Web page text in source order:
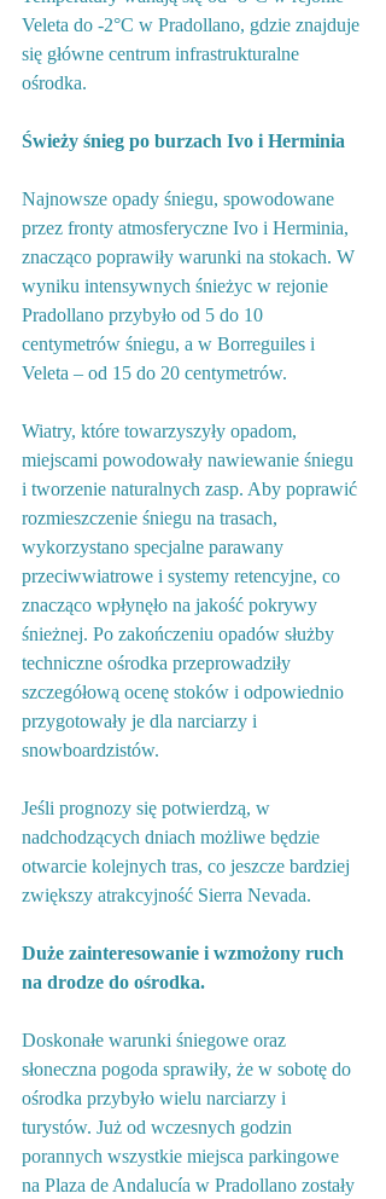
Veleta do -2°C w Pradollano, gdzie znajduje
się główne centrum infrastrukturalne
ośrodka.
Świeży śnieg po burzach Ivo i Herminia
Najnowsze opady śniegu, spowodowane
przez fronty atmosferyczne Ivo i Herminia,
znacząco poprawiły warunki na stokach. W
wyniku intensywnych śnieżyc w rejonie
Pradollano przybyło od 5 do 10
centymetrów śniegu, a w Borreguiles i
Veleta – od 15 do 20 centymetrów.
Wiatry, które towarzyszyły opadom,
miejscami powodowały nawiewanie śniegu
i tworzenie naturalnych zasp. Aby poprawić
rozmieszczenie śniegu na trasach,
wykorzystano specjalne parawany
przeciwwiatrowe i systemy retencyjne, co
znacząco wpłynęło na jakość pokrywy
śnieżnej. Po zakończeniu opadów służby
techniczne ośrodka przeprowadziły
szczegółową ocenę stoków i odpowiednio
przygotowały je dla narciarzy i
snowboardzistów.
Jeśli prognozy się potwierdzą, w
nadchodzących dniach możliwe będzie
otwarcie kolejnych tras, co jeszcze bardziej
zwiększy atrakcyjność Sierra Nevada.
Duże zainteresowanie i wzmożony ruch
na drodze do ośrodka.
Doskonałe warunki śniegowe oraz
słoneczna pogoda sprawiły, że w sobotę do
ośrodka przybyło wielu narciarzy i
turystów. Już od wczesnych godzin
porannych wszystkie miejsca parkingowe
na Plaza de Andalucía w Pradollano zostały